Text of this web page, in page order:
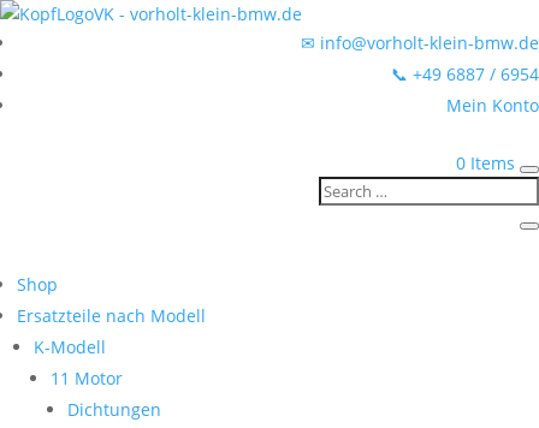
✉ info@vorholt-klein-bmw.de
📞 +49 6887 / 6954
Mein Konto
0 Items
Shop
Ersatzteile nach Modell
K-Modell
11 Motor
Dichtungen